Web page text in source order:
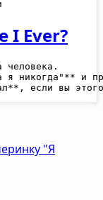
I Ever?
человека.
я никогда"** и
"Я